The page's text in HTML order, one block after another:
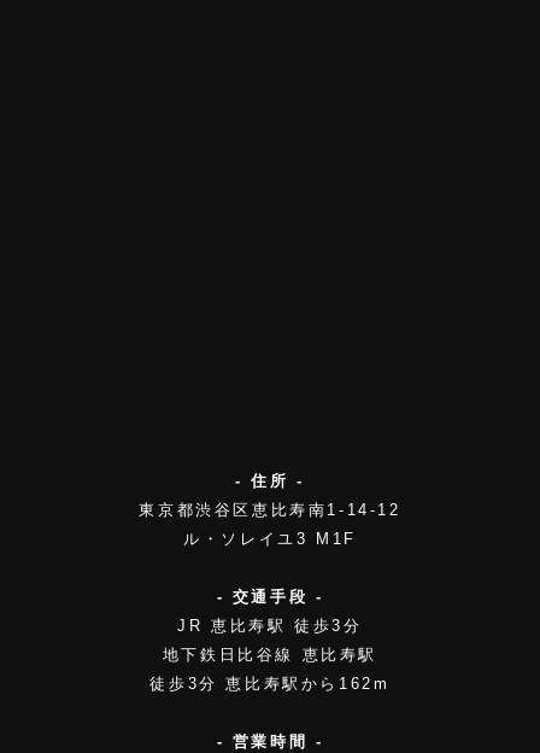
- 住所 -
東京都渋谷区恵比寿南1-14-12
ル・ソレイユ3 M1F
- 交通手段 -
JR 恵比寿駅 徒歩3分
地下鉄日比谷線 恵比寿駅
徒歩3分 恵比寿駅から162m
- 営業時間 -